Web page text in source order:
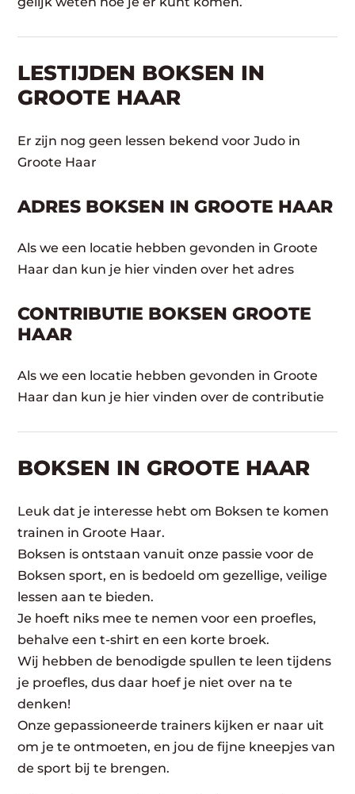
LESTIJDEN BOKSEN IN
GROOTE HAAR
Er zijn nog geen lessen bekend voor Judo in
Groote Haar
ADRES BOKSEN IN GROOTE HAAR
Als we een locatie hebben gevonden in Groote
Haar dan kun je hier vinden over het adres
CONTRIBUTIE BOKSEN GROOTE
HAAR
Als we een locatie hebben gevonden in Groote
Haar dan kun je hier vinden over de contributie
BOKSEN IN GROOTE HAAR
Leuk dat je interesse hebt om Boksen te komen
trainen in Groote Haar.
Boksen is ontstaan vanuit onze passie voor de
Boksen sport, en is bedoeld om gezellige, veilige
lessen aan te bieden.
Je hoeft niks mee te nemen voor een proefles,
behalve een t-shirt en een korte broek.
Wij hebben de benodigde spullen te leen tijdens
je proefles, dus daar hoef je niet over na te
denken!
Onze gepassioneerde trainers kijken er naar uit
om je te ontmoeten, en jou de fijne kneepjes van
de sport bij te brengen.